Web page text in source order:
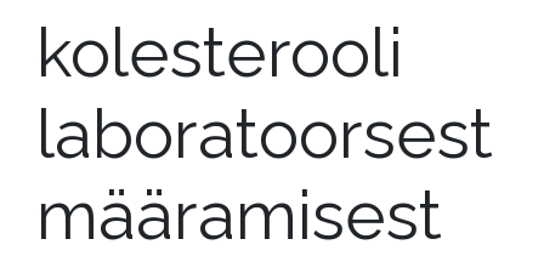
kolesterooli
laboratoorsest
määramisest